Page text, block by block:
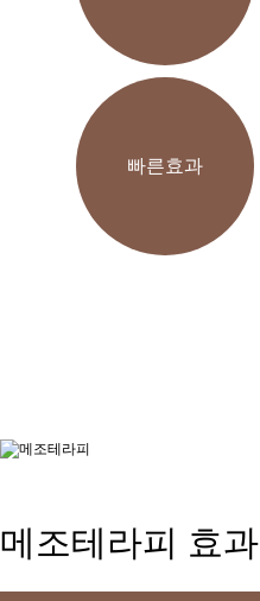
빠른효과
메조테라피 효과